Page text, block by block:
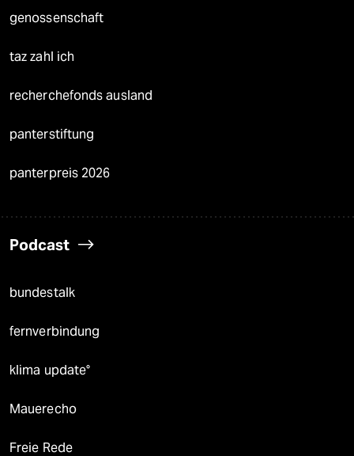
genossenschaft
taz zahl ich
recherchefonds ausland
panterstiftung
panterpreis 2026
Podcast
bundestalk
fernverbindung
klima update°
Mauerecho
Freie Rede